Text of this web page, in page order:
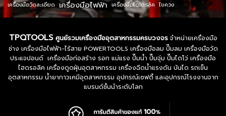
เครื่องมือวัดละเอียด เครื่องมือไฟฟ้า เครื่องมือไฮโดรลิค ไขควง
TPQTOOLS ศูนย์รวมเครื่องมืออุตสาหกรรมครบวงจรจำหน่ายเครื่องมือ
ช่าง เครื่องมือไฟฟ้า-ไร้สาย POWERTOOLS เครื่องมือลม ปั๊มลม เครื่องมือวัด
ประแจปอนด์ เครื่องมือก่อสร้าง รอก แม่แรง ปั๊มน้ำ ปั๊มจุ่ม ปั๊มไดโว่ เครื่องมือ
ไฮดรอลิค เครื่องดูดฝุ่นอุตสาหกรรม เครื่องฉีดน้ำแรงดัน บันได รถเข็น
อุตสาหกรรม น้ำยากาวเคมีอุตสาหกรรม อุปกรณ์เซฟตี้ และอุปกรณ์โรงงานจาก
แบรนด์ชั้นนำระดับโลก